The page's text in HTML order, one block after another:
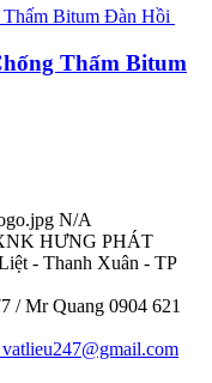
Thấm Bitum
N/A
HƯNG PHÁT
- Thanh Xuân - TP
/ Mr Quang 0904 621